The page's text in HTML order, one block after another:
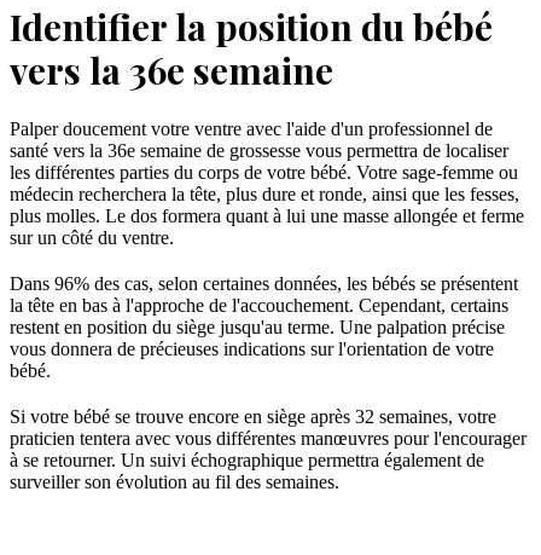
Identifier la position du bébé
vers la 36e semaine
Palper doucement votre ventre avec l'aide d'un professionnel de
santé vers la 36e semaine de grossesse vous permettra de localiser
les différentes parties du corps de votre bébé. Votre sage-femme ou
médecin recherchera la tête, plus dure et ronde, ainsi que les fesses,
plus molles. Le dos formera quant à lui une masse allongée et ferme
sur un côté du ventre.
Dans 96% des cas, selon certaines données, les bébés se présentent
la tête en bas à l'approche de l'accouchement. Cependant, certains
restent en position du siège jusqu'au terme. Une palpation précise
vous donnera de précieuses indications sur l'orientation de votre
bébé.
Si votre bébé se trouve encore en siège après 32 semaines, votre
praticien tentera avec vous différentes manœuvres pour l'encourager
à se retourner. Un suivi échographique permettra également de
surveiller son évolution au fil des semaines.